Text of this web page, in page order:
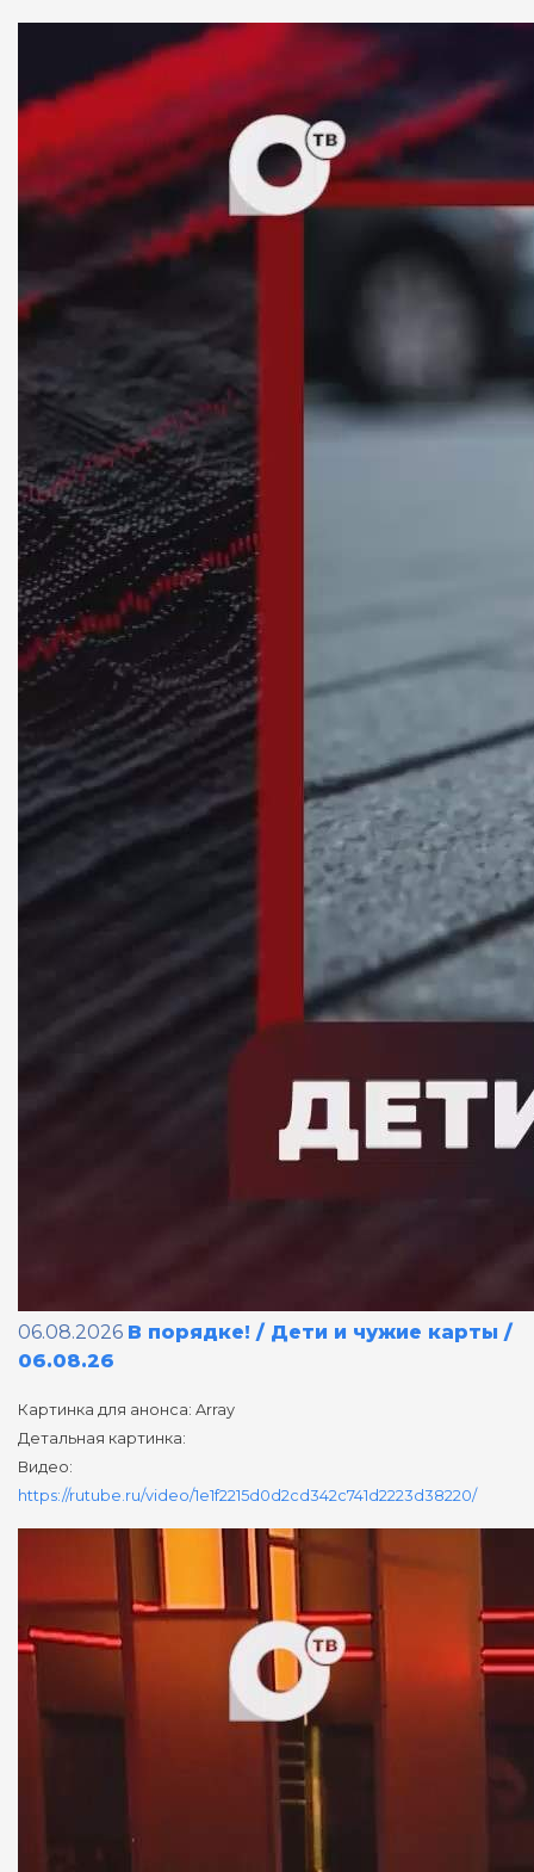
06.08.2026 В порядке! / Дети и чужие карты /
06.08.26
Картинка для анонса: Array
Детальная картинка:
Видео:
https://rutube.ru/video/1e1f2215d0d2cd342c741d2223d38220/